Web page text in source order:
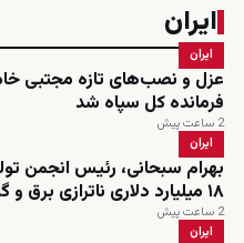
ایران
ایران
عزل و نصب‌های تازه مجتبی
فرمانده کل سپاه شد
2 ساعت پیش
ایران
بهرام سبحانی، رئیس انجمن
۱۸ میلیارد دلاری ناترازی برق و گاز به صنعت فولاد ایران
2 ساعت پیش
ایران